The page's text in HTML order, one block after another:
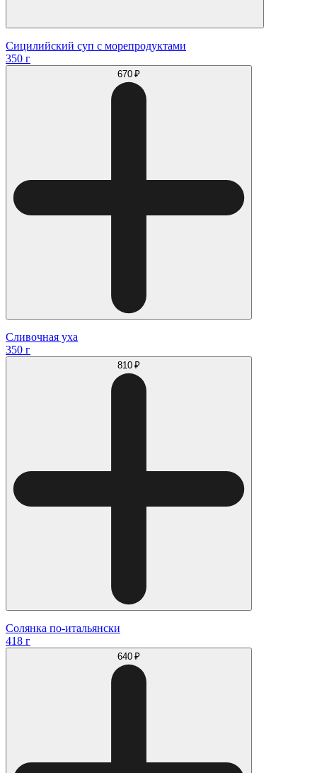
Сицилийский суп с морепродуктами
350 г
670 ₽
Сливочная уха
350 г
810 ₽
Солянка по-итальянски
418 г
640 ₽